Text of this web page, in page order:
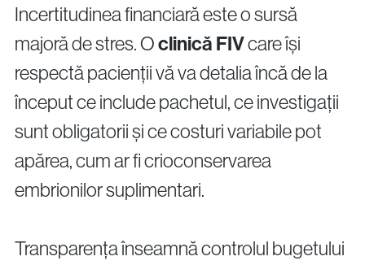
Incertitudinea financiară este o sursă
majoră de stres. Oclinică FIVcare își
respectă pacienții vă va detalia încă de la
început ce include pachetul, ce investigații
sunt obligatorii și ce costuri variabile pot
apărea, cum ar fi crioconservarea
embrionilor suplimentari.
Transparența înseamnă controlul bugetului